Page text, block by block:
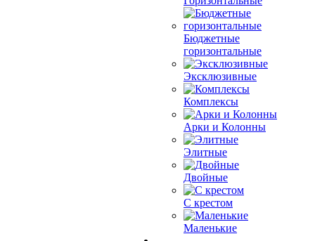
Бюджетные
горизонтальные
Эксклюзивные
Комплексы
Арки и Колонны
Элитные
Двойные
С крестом
Маленькие